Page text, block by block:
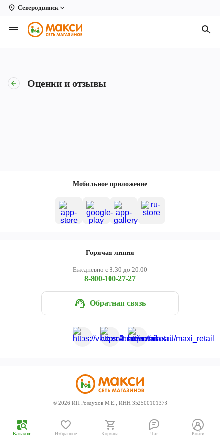
Северодвинск
Вологда
Архангельск
Киров
Новодвинск
Оценки и отзывы
Мобильное приложение
Горячая линия
Ежедневно с 8:30 до 20:00
8-800-100-27-27
Обратная связь
© 2026 ИП Роздухов М.Е., ИНН 352500101378
Каталог Избранное Корзина Чат Войти